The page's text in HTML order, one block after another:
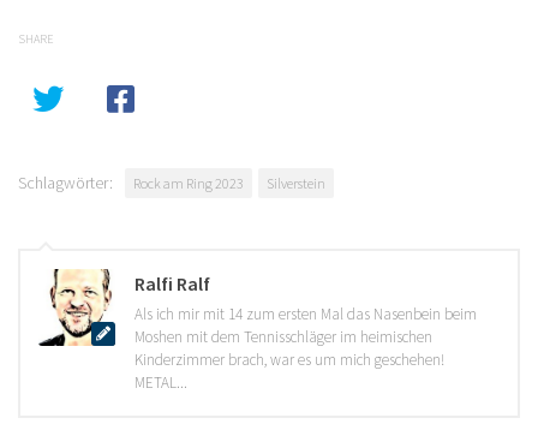
SHARE
Schlagwörter: Rock am Ring 2023 Silverstein
Ralfi Ralf
Als ich mir mit 14 zum ersten Mal das Nasenbein beim
Moshen mit dem Tennisschläger im heimischen
Kinderzimmer brach, war es um mich geschehen!
METAL...